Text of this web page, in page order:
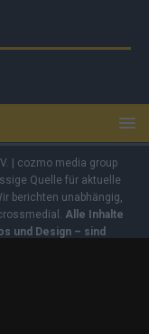
| cozmo media group
Quelle für aktuelle
berichten unabhängig,
Alle Inhalte
und Design – sind